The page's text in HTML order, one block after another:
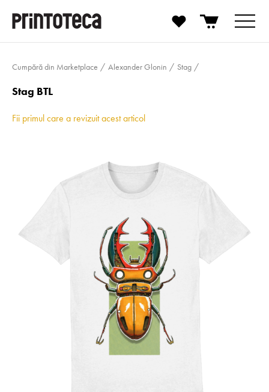
Cumpără din Marketplace Alexander Glonin Stag
Stag BTL
Fii primul care a revizuit acest articol